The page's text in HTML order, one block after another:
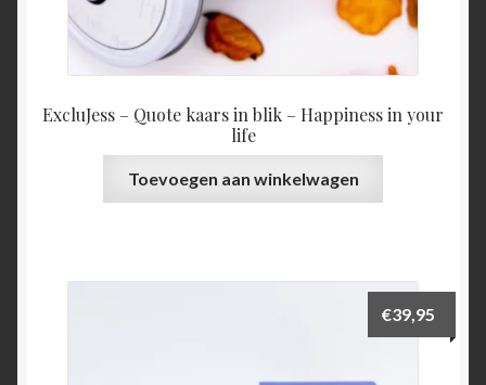
ExcluJess – Quote kaars in blik – Happiness in your
life
Toevoegen aan winkelwagen
€39,95